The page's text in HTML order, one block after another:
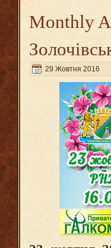
Monthly
29 Жовтня 2016